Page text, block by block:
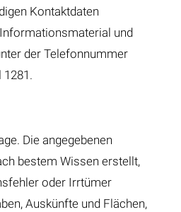
Kontaktdaten
und
der Telefonnummer
1281.
Die angegebenen
bestem Wissen erstellt,
oder Irrtümer
Auskünfte und Flächen,